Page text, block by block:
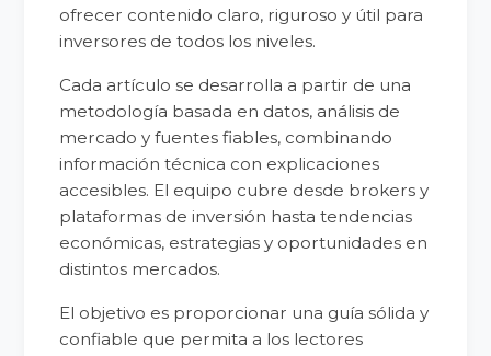
ofrecer contenido claro, riguroso y útil para
inversores de todos los niveles.
Cada artículo se desarrolla a partir de una
metodología basada en datos, análisis de
mercado y fuentes fiables, combinando
información técnica con explicaciones
accesibles. El equipo cubre desde brokers y
plataformas de inversión hasta tendencias
económicas, estrategias y oportunidades en
distintos mercados.
El objetivo es proporcionar una guía sólida y
confiable que permita a los lectores